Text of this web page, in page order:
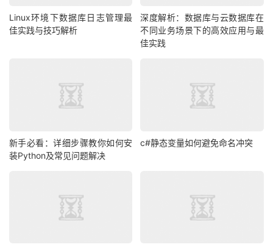
Linux环境下数据库日志管理最
佳实践与技巧解析
深度解析：数据库与云数据库在
不同业务场景下的高效应用与最
佳实践
新手必看：详细步骤教你如何安
装Python及常见问题解决
c#静态变量如何避免命名冲突